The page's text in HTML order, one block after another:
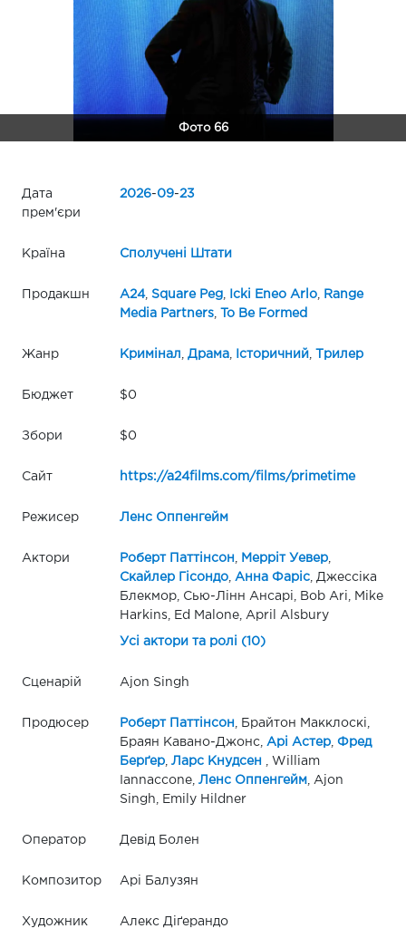
Фото 66
Дата
прем'єри
2026-09-23
Країна Сполучені Штати
Продакшн A24, Square Peg, Icki Eneo Arlo,
Range
Media Partners, To Be Formed
Жанр Кримінал Драма, Історичний Трилер
Бюджет $0
Збори $0
Сайт https://a24films.com/films/primetime
Режисер Ленс Оппенгейм
Актори Роберт Паттінсон Мерріт Уевер,
Скайлер Гісондо, Анна Фаріс, Джессіка
Блекмор, Сью-Лінн Ансарі, Bob Ari, Mike
Harkins, Ed Malone, April Alsbury
Усі актори та ролі (10)
Сценарій Ajon Singh
Продюсер Роберт Паттінсон , Брайтон Макклоскі,
Браян Кавано-Джонс,
Арі Астер, Фред
Берґер, Ларс Кнудсен
, William
Iannaccone, Ленс Оппенгейм, Ajon
Singh, Emily Hildner
Оператор Девід Болен
Композитор Арі Балузян
Художник Алекс Діґерандо